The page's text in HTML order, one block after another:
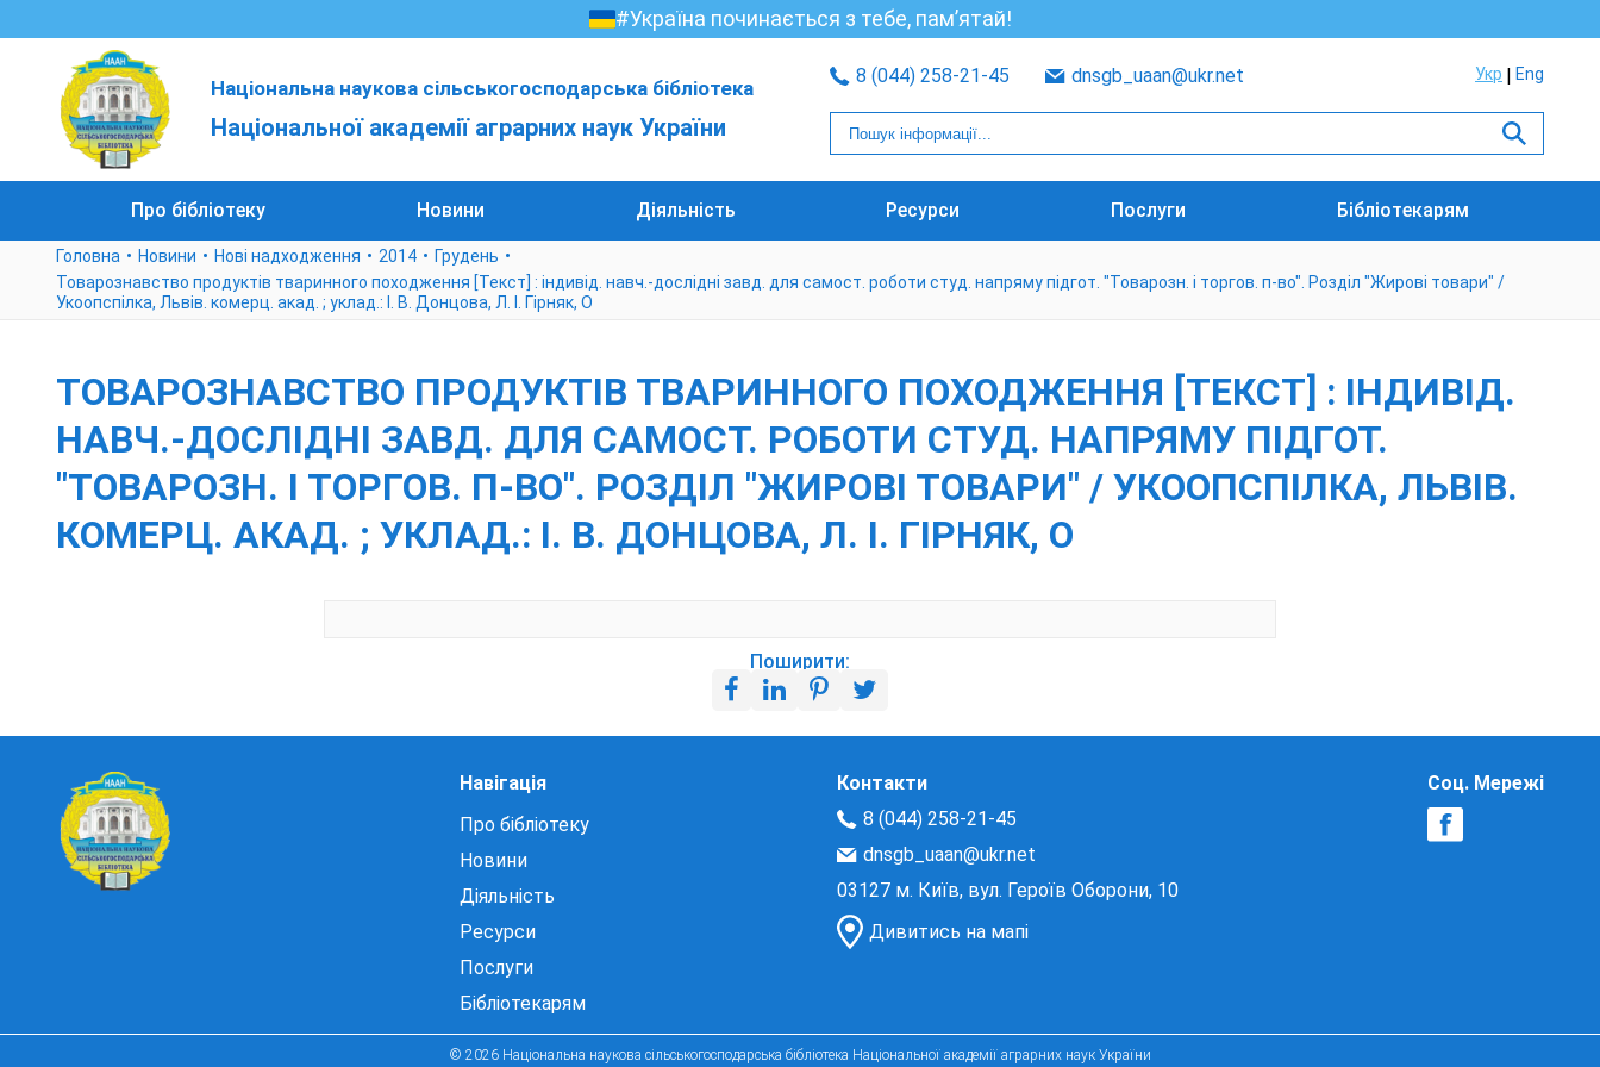
#Україна починається з тебе, пам’ятай!
Національна наукова сільськогосподарська бібліотека
Національної академії аграрних наук України
8 (044) 258-21-45 dnsgb_uaan@ukr.net Укр Eng
Про бібліотеку Новини Діяльність Ресурси Послуги Бібліотекарям
Головна Новини Нові надходження 2014
Грудень
Товарознавство продуктів тваринного походження [Текст] : індивід. навч.-дослідні завд. для самост. роботи студ. напряму підгот. "Товарозн. і торгов. п-во". Розділ "Жирові товари" /
Укоопспілка, Львів. комерц. акад. ; уклад.: І. В. Донцова, Л. І. Гірняк, О
ТОВАРОЗНАВСТВО ПРОДУКТІВ ТВАРИННОГО ПОХОДЖЕННЯ [ТЕКСТ] : ІНДИВІД.
НАВЧ.-ДОСЛІДНІ ЗАВД. ДЛЯ САМОСТ. РОБОТИ СТУД. НАПРЯМУ ПІДГОТ.
"ТОВАРОЗН. І ТОРГОВ. П-ВО". РОЗДІЛ "ЖИРОВІ ТОВАРИ" / УКООПСПІЛКА, ЛЬВІВ.
КОМЕРЦ. АКАД. ; УКЛАД.: І. В. ДОНЦОВА, Л. І. ГІРНЯК, О
Поширити:
Навігація
Про бібліотеку
Новини
Діяльність
Ресурси
Послуги
Бібліотекарям
Контакти
8 (044) 258-21-45
dnsgb_uaan@ukr.net
03127 м. Київ, вул. Героїв Оборони, 10
Дивитись на мапі
Соц. Мережі
© 2026 Національна наукова сільськогосподарська бібліотека Національної академії аграрних наук України